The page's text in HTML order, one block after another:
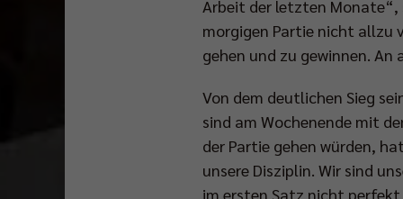
Arbeit der letzten Monate“,
morgigen Partie nicht allzu
gehen und zu gewinnen.
Von dem deutlichen Sieg
sind am Wochenende mit
der Partie gehen würden,
unsere Disziplin. Wir sind
im ersten Satz nicht